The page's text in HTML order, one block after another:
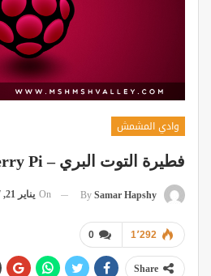
وادي المشمش
فطيرة التوت البري – The Raspberry Pi
By Samar Hapshy
On يناير 21, 2017
0 1٬292
Share